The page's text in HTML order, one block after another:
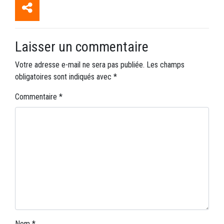
Laisser un commentaire
Votre adresse e-mail ne sera pas publiée. Les champs
obligatoires sont indiqués avec *
Commentaire *